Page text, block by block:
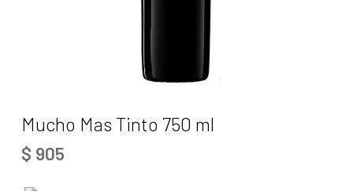
Mucho Mas Tinto 750 ml
$ 905